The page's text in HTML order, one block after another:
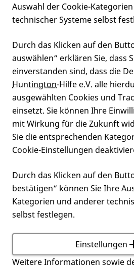
Forschung
Miteinander
Verein
Service
Wie kann ich mein
meinem Tod der
Forschung zur
Wie kann ich mein Gehirn
(Huntington-) Forschung
DieHuntington-Zentren in
Taufkirchen sind für eine
dankbar. Am besten Sie
für ein Gespräch, um sich
Auswahl der Cookie-
technischer Systeme selbst
Durch das Klicken auf den
auswählen“ erklären Sie, dass
einverstanden sind, dass die
Huntington-Hilfe e.V. alle
ausgewählten Cookies und
einsetzt. Sie können Ihre
mit Wirkung für die Zukunft
Sie die entsprechenden
Cookie-Einstellungen
Durch das Klicken auf den
bestätigen“ können Sie Ihre
Kategorien und anderer
selbst festlegen.
Einstellungen
Weitere Informationen sowie